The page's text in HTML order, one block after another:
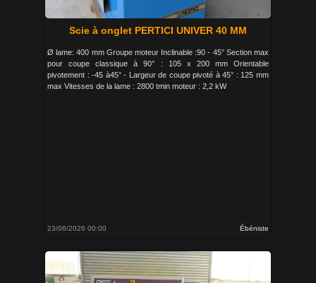
Scie à onglet PERTICI UNIVER 40 MM
Ø lame: 400 mm Groupe moteur Inclinable :90 - 45° Section max
pour coupe classique à 90° : 105 x 200 mm Orientable
pivotement : -45 à45° - Largeur de coupe pivoté à 45° : 125 mm
max Vitesses de la lame : 2800 tmin moteur : 2,2 kW
23/06/2026 00:00 Ébéniste